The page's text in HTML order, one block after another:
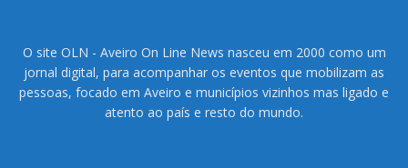
O site OLN - Aveiro On Line News nasceu em 2000 como um
jornal digital, para acompanhar os eventos que mobilizam as
pessoas, focado em Aveiro e municípios vizinhos mas ligado e
atento ao país e resto do mundo.